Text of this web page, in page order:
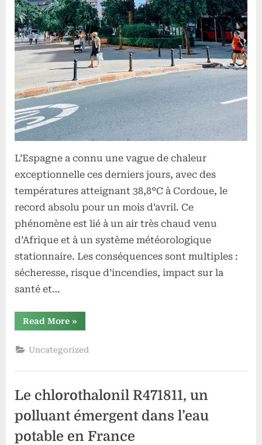
avril
L’Espagne a connu une vague de chaleur
exceptionnelle ces derniers jours, avec des
températures atteignant 38,8°C à Cordoue, le
record absolu pour un mois d’avril. Ce
phénomène est lié à un air très chaud venu
d’Afrique et à un système météorologique
stationnaire. Les conséquences sont multiples :
sécheresse, risque d’incendies, impact sur la
santé et…
Read More“Changement
climatique
l’Espagne
connaît
hausse
la
température
en
avril”
»
Uncategorized
Le chlorothalonil R471811, un
polluant émergent dans l’eau
potable en France